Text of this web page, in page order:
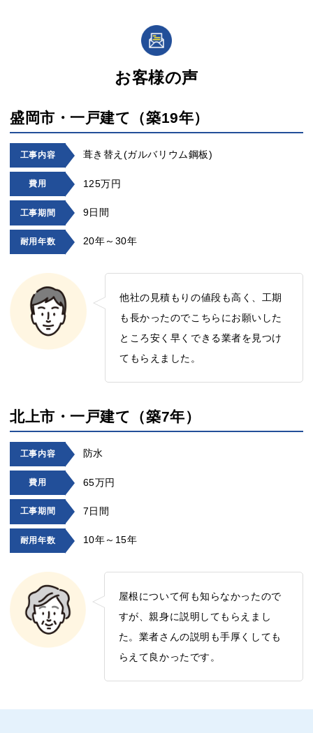
お客様の声
盛岡市・一戸建て（築19年）
工事内容 葺き替え(ガルバリウム鋼板)
費用 125万円
工事期間 9日間
耐用年数 20年～30年
他社の見積もりの値段も高く、工期
も長かったのでこちらにお願いした
ところ安く早くできる業者を見つけ
てもらえました。
北上市・一戸建て（築7年）
工事内容 防水
費用 65万円
工事期間 7日間
耐用年数 10年～15年
屋根について何も知らなかったので
すが、親身に説明してもらえまし
た。業者さんの説明も手厚くしても
らえて良かったです。